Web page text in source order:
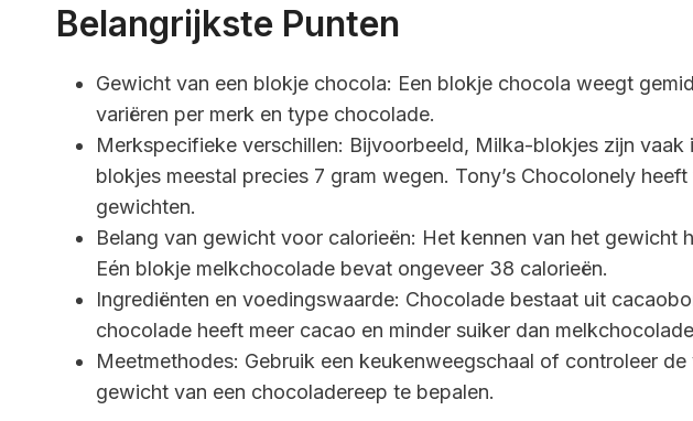
Belangrijkste Punten
Gewicht van een blokje chocola: Een blokje chocola weegt
variëren per merk en type chocolade.
Merkspecifieke verschillen: Bijvoorbeeld, Milka-blokjes zijn vaak
blokjes meestal precies 7 gram wegen. Tony’s Chocolonely
gewichten.
Belang van gewicht voor calorieën: Het kennen van het gewicht
Eén blokje melkchocolade bevat ongeveer 38 calorieën.
Ingrediënten en voedingswaarde: Chocolade bestaat uit
chocolade heeft meer cacao en minder suiker dan
Meetmethodes: Gebruik een keukenweegschaal of controleer
gewicht van een chocoladereep te bepalen.